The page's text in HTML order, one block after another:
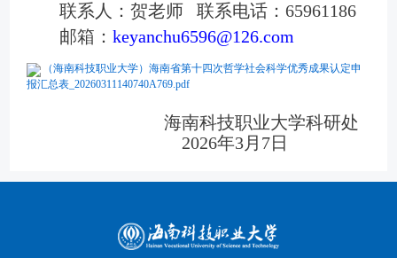
联系人：贺老师 联系电话：65961186
邮箱：keyanchu6596@126.com
（海南科技职业大学）海南省第十四次哲学社会科学优秀成果认定申
报汇总表_20260311140740A769.pdf
海南科技职业大学科研处
2026年3月7日